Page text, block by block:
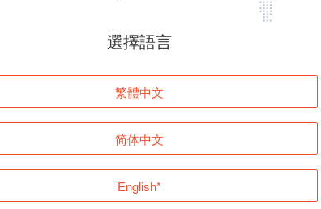
頁面無法顯示
登入
返回首頁
選擇語言
繁體中文
简体中文
English*